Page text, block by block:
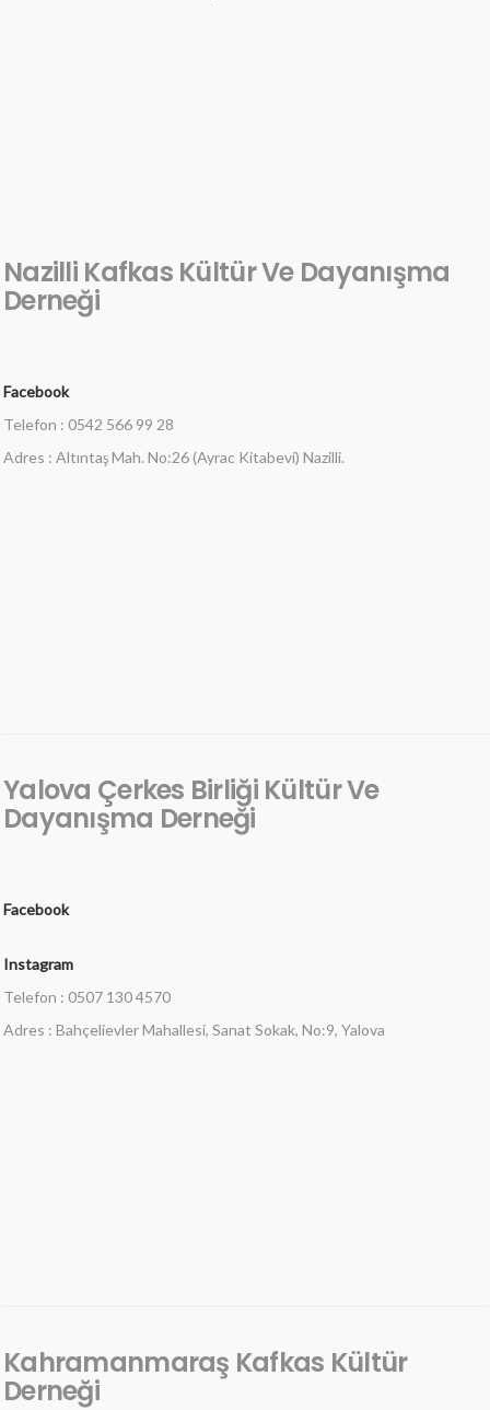
Nazilli Kafkas Kültür Ve Dayanışma
Derneği
Facebook
Telefon : 0542 566 99 28
Adres : Altıntaş Mah. No:26 (Ayrac Kitabevi) Nazilli.
Yalova Çerkes Birliği Kültür Ve
Dayanışma Derneği
Facebook
Instagram
Telefon : 0507 130 4570
Adres : Bahçelievler Mahallesi, Sanat Sokak, No:9, Yalova
Kahramanmaraş Kafkas Kültür
Derneği